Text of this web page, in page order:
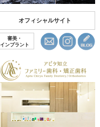
オフィシャルサイト
審美・
インプラント